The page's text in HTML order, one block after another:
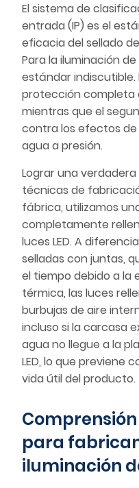
El sistema de
entrada (IP) es el
eficacia del sellado
Para la iluminación de
estándar indiscutible.
protección completa
mientras que el
contra los efectos
agua a presión.
Lograr una
técnicas de
fábrica, utilizamos
completamente
luces LED. A
selladas con juntas,
el tiempo debido a la
térmica, las luces
burbujas de aire
incluso si la carcasa
agua no llegue a la
LED, lo que previene
vida útil del producto.
para
iluminación